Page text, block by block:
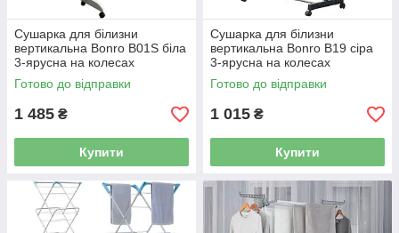
Сушарка для білизни
вертикальна Bonro B01S біла
3-ярусна на колесах
складана 42400601
Готово до відправки
1 485 ₴
Купити
Сушарка для білизни
вертикальна Bonro B19 сіра
3-ярусна на колесах
складана 42400267
Готово до відправки
1 015 ₴
Купити